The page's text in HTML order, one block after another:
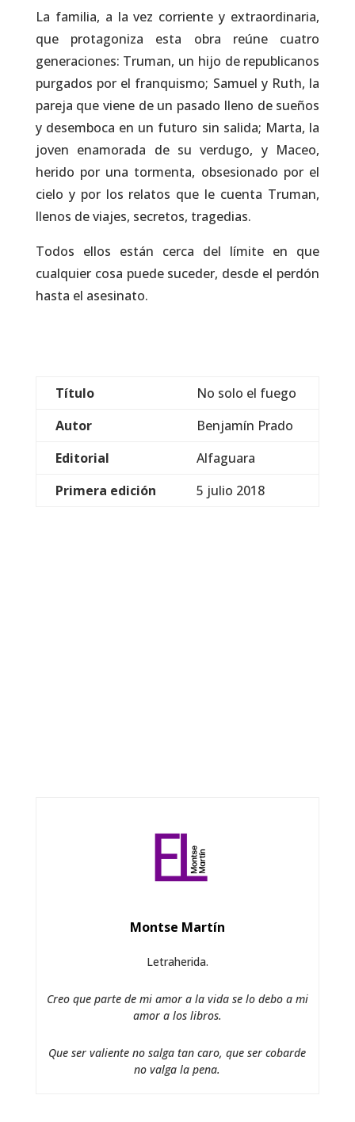
La familia, a la vez corriente y extraordinaria,
que protagoniza esta obra reúne cuatro
generaciones: Truman, un hijo de republicanos
purgados por el franquismo; Samuel y Ruth, la
pareja que viene de un pasado lleno de sueños
y desemboca en un futuro sin salida; Marta, la
joven enamorada de su verdugo, y Maceo,
herido por una tormenta, obsesionado por el
cielo y por los relatos que le cuenta Truman,
llenos de viajes, secretos, tragedias.
Todos ellos están cerca del límite en que
cualquier cosa puede suceder, desde el perdón
hasta el asesinato.
Título
No solo el fuego
Autor
Benjamín Prado
Editorial
Alfaguara
Primera edición
5 julio 2018
Montse Martín
Letraherida.
Creo que parte de mi amor a la vida se lo debo a mi
amor a los libros.
Que ser valiente no salga tan caro, que ser cobarde
no valga la pena.